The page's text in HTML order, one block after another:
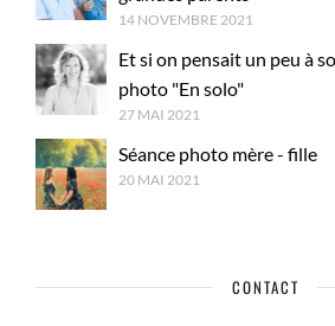
14 NOVEMBRE 2021
Et si on pensait un peu à
photo "En solo"
27 MAI 2021
Séance photo mère - fille
20 MAI 2021
CONTACT